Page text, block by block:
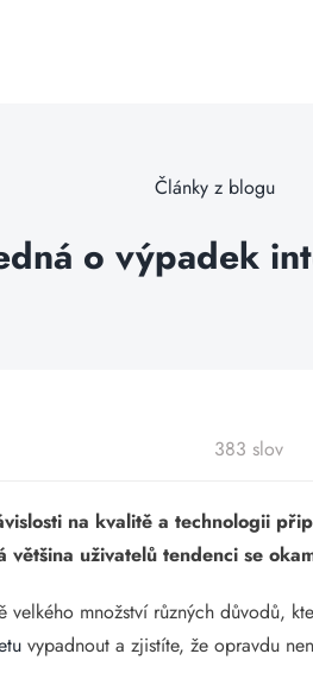
Články z blogu
o výpadek
383 slov
na kvalitě a technologii
uživatelů tendenci se
velkého množství různých důvodů,
vypadnout a zjistíte, že opravdu